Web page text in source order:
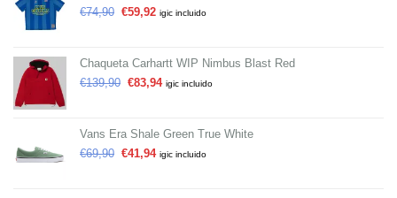
€74,90 €59,92 igic incluido
Chaqueta Carhartt WIP Nimbus Blast Red
€139,90 €83,94 igic incluido
Vans Era Shale Green True White
€69,90 €41,94 igic incluido